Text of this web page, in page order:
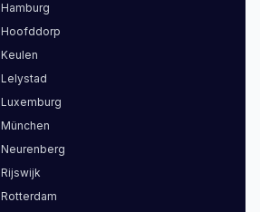
Hamburg
Hoofddorp
Keulen
Lelystad
Luxemburg
München
Neurenberg
Rijswijk
Rotterdam